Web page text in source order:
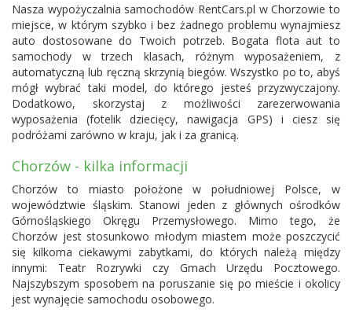
Nasza wypożyczalnia samochodów RentCars.pl w Chorzowie to
miejsce, w którym szybko i bez żadnego problemu wynajmiesz
auto dostosowane do Twoich potrzeb. Bogata flota aut to
samochody w trzech klasach, różnym wyposażeniem, z
automatyczną lub ręczną skrzynią biegów. Wszystko po to, abyś
mógł wybrać taki model, do którego jesteś przyzwyczajony.
Dodatkowo, skorzystaj z możliwości zarezerwowania
wyposażenia (fotelik dziecięcy, nawigacja GPS) i ciesz się
podróżami zarówno w kraju, jak i za granicą.
Chorzów - kilka informacji
Chorzów to miasto położone w południowej Polsce, w
województwie śląskim. Stanowi jeden z głównych ośrodków
Górnośląskiego Okręgu Przemysłowego. Mimo tego, że
Chorzów jest stosunkowo młodym miastem może poszczycić
się kilkoma ciekawymi zabytkami, do których należą między
innymi: Teatr Rozrywki czy Gmach Urzędu Pocztowego.
Najszybszym sposobem na poruszanie się po mieście i okolicy
jest wynajęcie samochodu osobowego.